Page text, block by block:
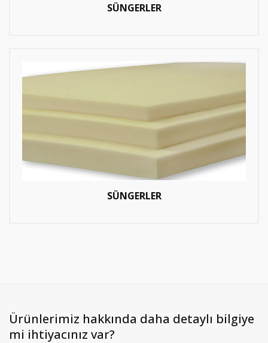
SÜNGERLER
SÜNGERLER
Ürünlerimiz hakkında daha detaylı bilgiye
mi ihtiyacınız var?